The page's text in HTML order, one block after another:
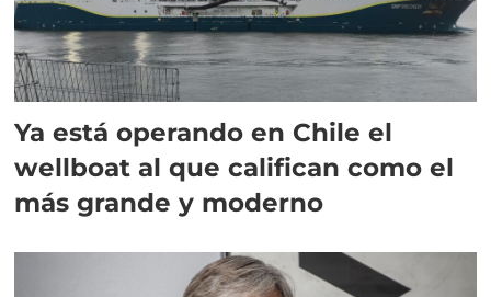
Ya está operando en Chile el
wellboat al que califican como el
más grande y moderno